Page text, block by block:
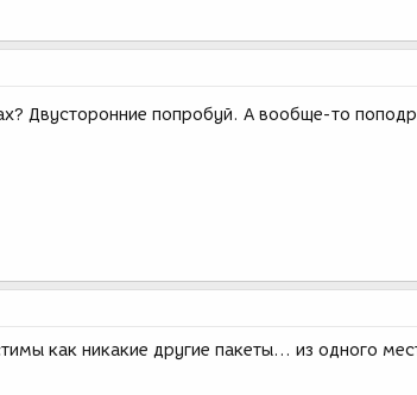
Двусторонние попробуй. А вообще-то
как никакие другие пакеты... из одного